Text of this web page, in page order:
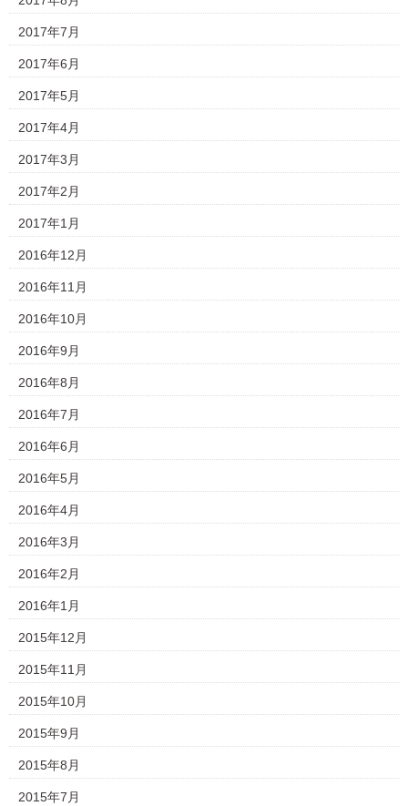
2017年7月
2017年6月
2017年5月
2017年4月
2017年3月
2017年2月
2017年1月
2016年12月
2016年11月
2016年10月
2016年9月
2016年8月
2016年7月
2016年6月
2016年5月
2016年4月
2016年3月
2016年2月
2016年1月
2015年12月
2015年11月
2015年10月
2015年9月
2015年8月
2015年7月